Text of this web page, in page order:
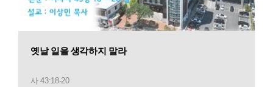
옛날 일을 생각하지 말라
사 43:18-20